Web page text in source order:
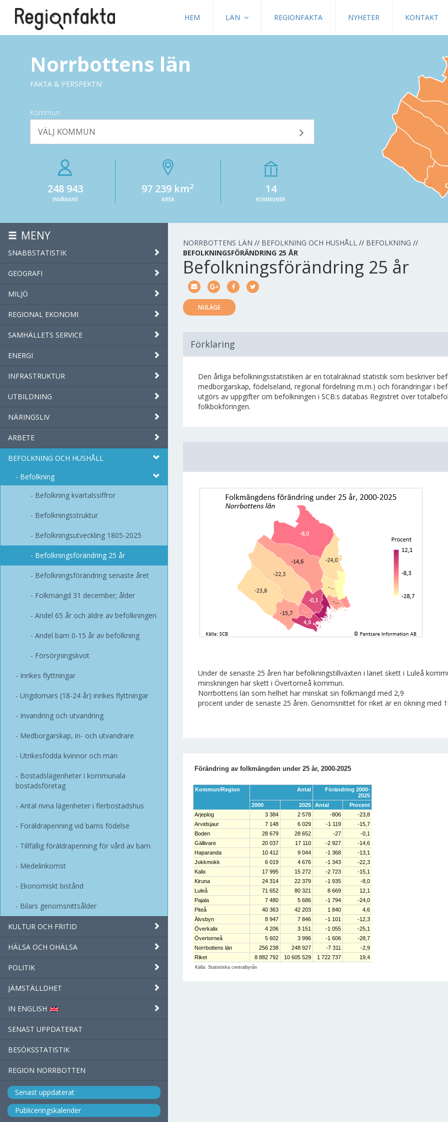
HEM LÄN REGIONFAKTA NYHETER KONTAKT
Norrbottens län
FAKTA & PERSPEKTIV
Kommun
VÄLJ KOMMUN
248 943
INVÅNARE
97 239 km2
AREA
14
KOMMUNER
MENY
SNABBSTATISTIK
GEOGRAFI
MILJÖ
REGIONAL EKONOMI
SAMHÄLLETS SERVICE
ENERGI
INFRASTRUKTUR
UTBILDNING
NÄRINGSLIV
ARBETE
BEFOLKNING OCH HUSHÅLL
Befolkning
Befolkning kvartalssiffror
Befolkningsstruktur
Befolkningsutveckling 1805-2025
Befolkningsförändring 25 år
Befolkningsförändring senaste året
Folkmängd 31 december; ålder
Andel 65 år och äldre av befolkningen
Andel barn 0-15 år av befolkning
Försörjningskvot
Inrikes flyttningar
Ungdomars (18-24 år) inrikes flyttningar
Invandring och utvandring
Medborgarskap, in- och utvandrare
Utrikesfödda kvinnor och män
Bostadslägenheter i kommunala
bostadsföretag
Antal rivna lägenheter i flerbostadshus
Föräldrapenning vid barns födelse
Tillfällig föräldrapenning för vård av barn
Medelinkomst
Ekonomiskt bistånd
Bilars genomsnittsålder
KULTUR OCH FRITID
HÄLSA OCH OHÄLSA
POLITIK
JÄMSTÄLLDHET
IN ENGLISH
SENAST UPPDATERAT
BESÖKSSTATISTIK
REGION NORRBOTTEN
Senast uppdaterat
Publiceringskalender
NORRBOTTENS LÄN // BEFOLKNING OCH HUSHÅLL // BEFOLKNING //
BEFOLKNINGSFÖRÄNDRING 25 ÅR
Befolkningsförändring 25 år
NULÄGE
Förklaring
Den årliga befolkningsstatistiken är en totalräknad statistik som beskriver
medborgarskap, födelseland, regional fördelning m.m.) och förändringar i
utgörs av uppgifter om befolkningen i SCB:s databas Registret över
folkbokföringen.
Under de senaste 25 åren har befolkningstillväxten i länet skett i Luleå
minskningen har skett i Övertorneå kommun.
Norrbottens län som helhet har minskat sin folkmängd med 2,9
procent under de senaste 25 åren. Genomsnittet för riket är en ökning med
Förändring av folkmängden under 25 år, 2000-2025
Kommun/Region Antal
Förändring 2000-
2025
2000
2025 Antal
Procent
Arjeplog
3 384 2 578 -806
-23,8
Arvidsjaur
7 148 6 029 -1 119
-15,7
Boden
28 679 28 652 -27
-0,1
Gällivare
20 037 17 110 -2 927
-14,6
Haparanda
10 412 9 044 -1 368
-13,1
Jokkmokk
6 019 4 676 -1 343
-22,3
Kalix
17 995 15 272 -2 723
-15,1
Kiruna
24 314 22 379 -1 935
-8,0
Luleå
71 652 80 321 8 669
12,1
Pajala
7 480 5 686 -1 794
-24,0
Piteå
40 363 42 203 1 840
4,6
Älvsbyn
8 947 7 846 -1 101
-12,3
Överkalix
4 206 3 151 -1 055
-25,1
Övertorneå
5 602 3 996 -1 606
-28,7
Norrbottens län
256 238 248 927 -7 311
-2,9
Riket
8 882 792 10 605 529 1 722 737 19,4
Källa: Statistiska centralbyrån